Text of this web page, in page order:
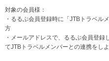
対象の会員様：
・るるぶ会員登録時に「JTBトラベル
方
・メールアドレスで、るるぶ会員登
てJTBトラベルメンバーとの連携をし